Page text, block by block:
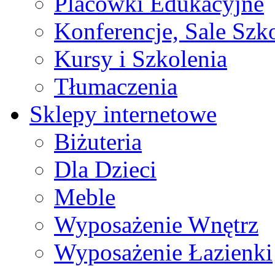
Konferencje, Sale
Kursy i Szkolenia
Tłumaczenia
Sklepy internetowe
Biżuteria
Dla Dzieci
Meble
Wyposażenie Wnętrz
Wyposażenie Łazienki